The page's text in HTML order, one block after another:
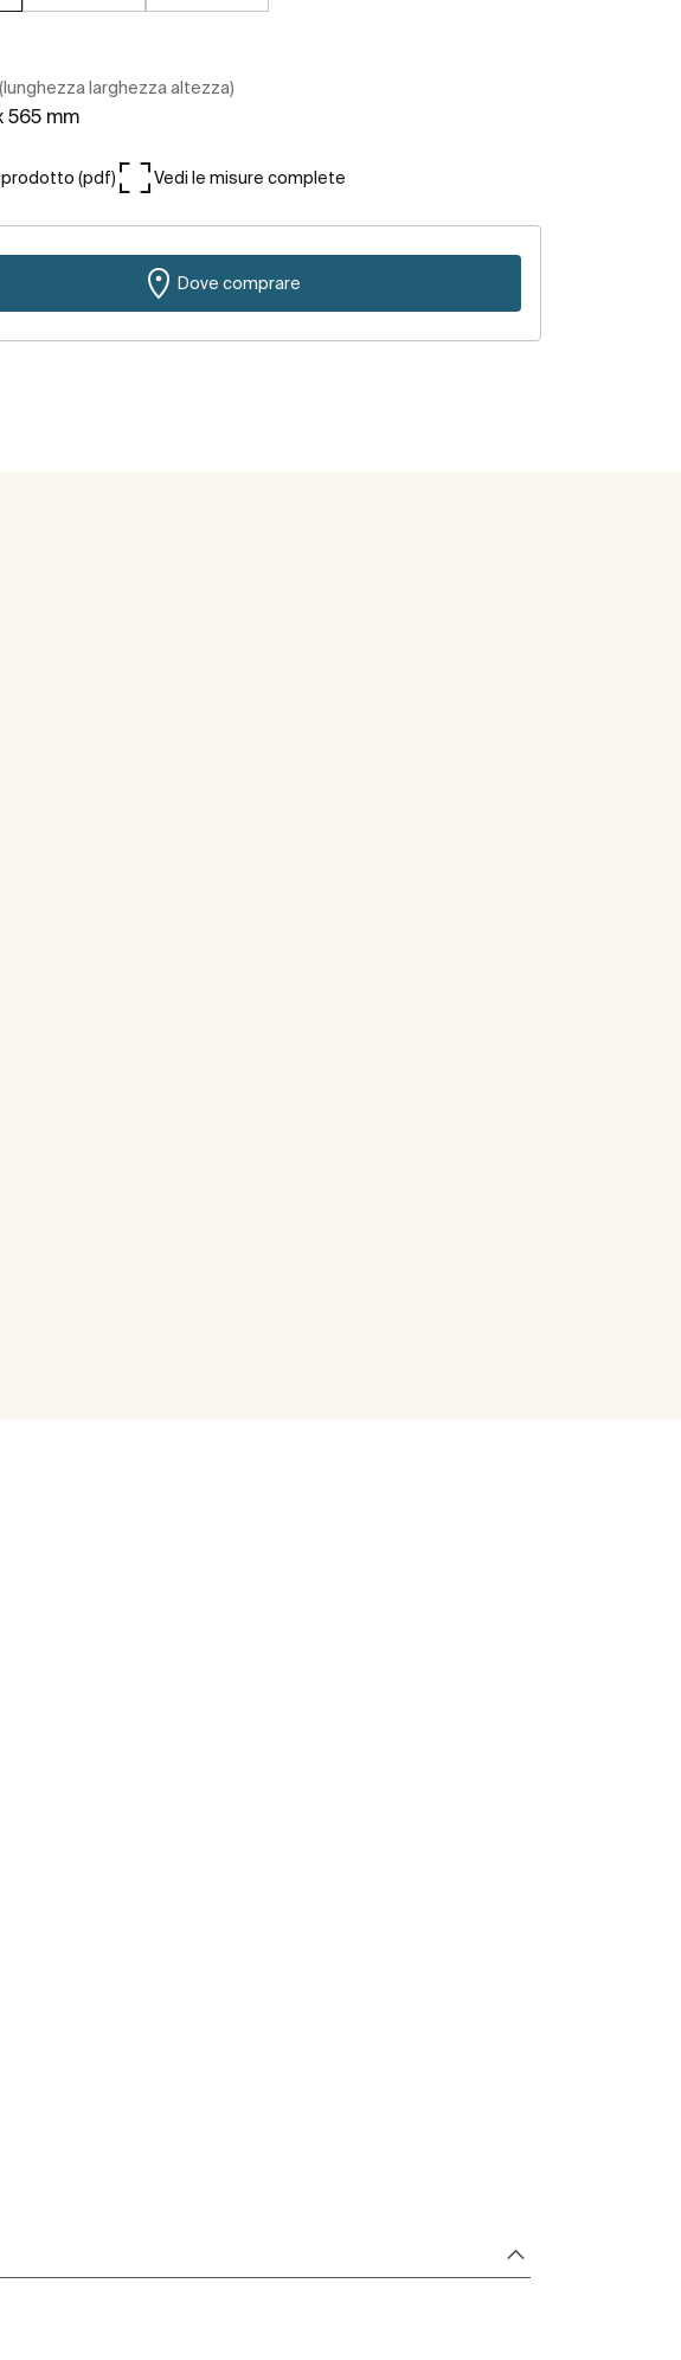
(lunghezza larghezza altezza)
565 mm
prodotto (pdf) Vedi le misure complete
Dove comprare